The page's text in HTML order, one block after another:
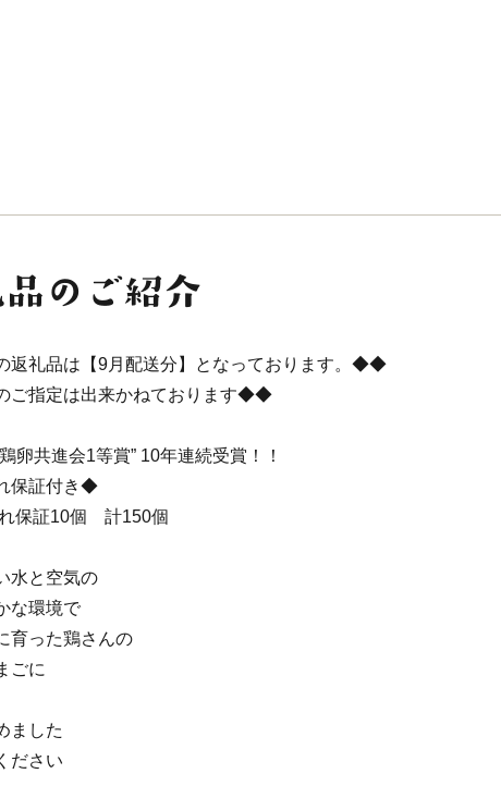
礼品は【9月配送分】となっております。◆◆
指定は出来かねております◆◆
卵共進会1等賞” 10年連続受賞！！
保証付き◆
保証10個 計150個
水と空気の
な環境で
育った鶏さんの
ごに
ました
ださい